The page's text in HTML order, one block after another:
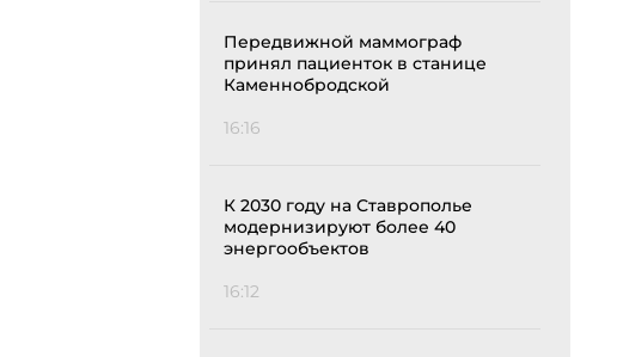
Передвижной маммограф
принял пациенток в станице
Каменнобродской
16:16
К 2030 году на Ставрополье
модернизируют более 40
энергообъектов
16:12